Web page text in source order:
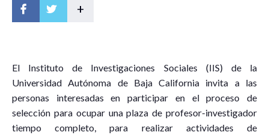
+
El Instituto de Investigaciones Sociales (IIS) de la
Universidad Autónoma de Baja California invita a las
personas interesadas en participar en el proceso de
selección para ocupar una plaza de profesor-investigador
tiempo completo, para realizar actividades de